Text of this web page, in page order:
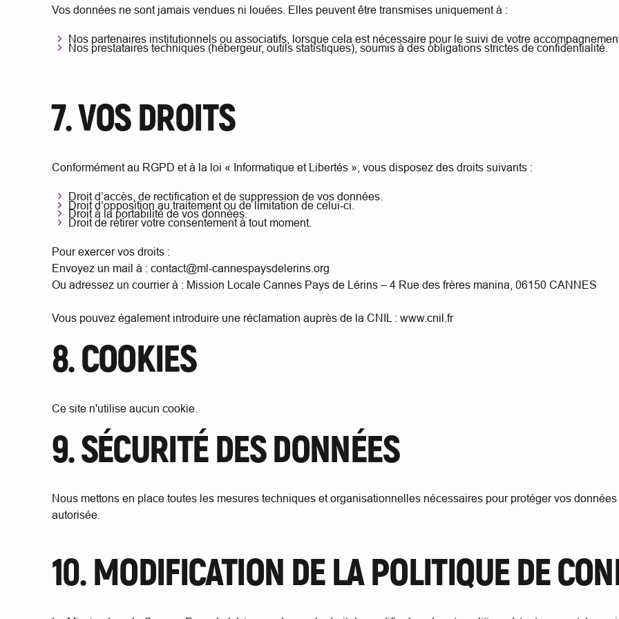
Vos données ne sont jamais vendues ni louées. Elles peuvent être transmises uniquement à :
Nos partenaires institutionnels ou associatifs, lorsque cela est nécessaire pour le suivi de votre
Nos prestataires techniques (hébergeur, outils statistiques), soumis à des obligations strictes de confidentialité.
7. VOS DROITS
Conformément au RGPD et à la loi « Informatique et Libertés », vous disposez des droits suivants :
Droit d’accès, de rectification et de suppression de vos données.
Droit d’opposition au traitement ou de limitation de celui-ci.
Droit à la portabilité de vos données.
Droit de retirer votre consentement à tout moment.
Pour exercer vos droits :
Envoyez un mail à : contact@ml-cannespaysdelerins.org
Ou adressez un courrier à : Mission Locale Cannes Pays de Lérins – 4 Rue des frères manina, 06150 CANNES
Vous pouvez également introduire une réclamation auprès de la CNIL : www.cnil.fr
8. COOKIES
Ce site n'utilise aucun cookie.
9. SÉCURITÉ DES DONNÉES
Nous mettons en place toutes les mesures techniques et organisationnelles nécessaires pour protéger vos
autorisée.
10. MODIFICATION DE LA POLITIQUE DE